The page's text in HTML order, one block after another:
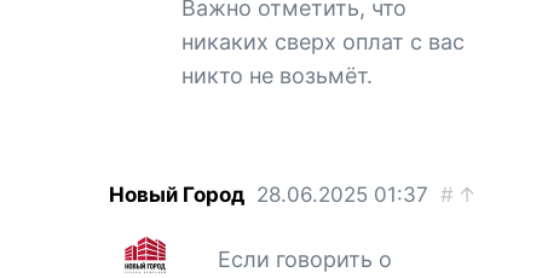
Важно отметить, что
никаких сверх оплат с вас
никто не возьмёт.
Новый Город 28.06.2025 01:37 # ↑
Если говорить о